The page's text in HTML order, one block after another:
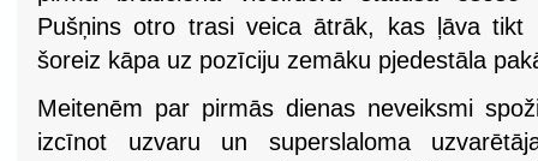
Pušņins otro trasi veica ātrāk, kas ļāva tikt
šoreiz kāpa uz pozīciju zemāku pjedestāla
Meitenēm par pirmās dienas neveiksmi
izcīnot uzvaru un superslaloma